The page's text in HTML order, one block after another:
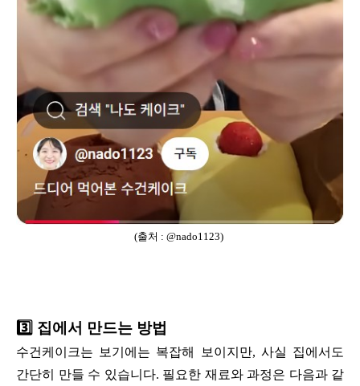
(출처 : @nado1123)
3️⃣ 집에서 만드는 방법
수건케이크는 보기에는 복잡해 보이지만, 사실 집에서도
간단히 만들 수 있습니다. 필요한 재료와 과정은 다음과 같